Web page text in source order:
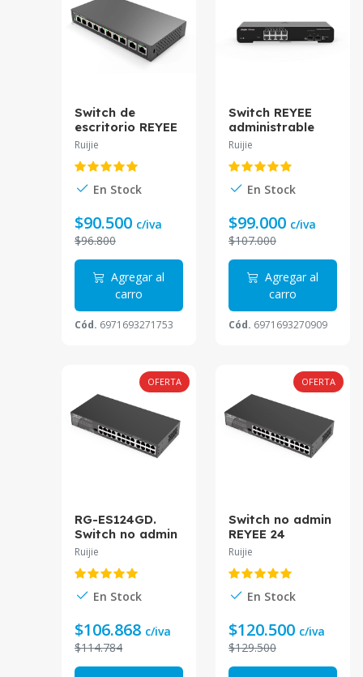
Switch de
escritorio REYEE
no admin 8
puertos PoE
10/100Mbps
110W RG-
Ruijie
En Stock
$90.500 c/iva
$96.800
Agregar al
carro
Cód. 6971693271753
Switch REYEE
administrable
por cloud 8
puertos Gigabit
2 Puertos SFP
RG-NBS3100-
Ruijie
En Stock
$99.000 c/iva
$107.000
Agregar al
carro
Cód. 6971693270909
OFERTA
RG-ES124GD.
Switch no admin
REYEE 24
puertos
10/100/1000Mbp
s.
Ruijie
En Stock
$106.868 c/iva
$114.784
OFERTA
Switch no admin
REYEE 24
puertos
10/100/1000Mbp
s. RG-ES124GD
Ruijie
En Stock
$120.500 c/iva
$129.500